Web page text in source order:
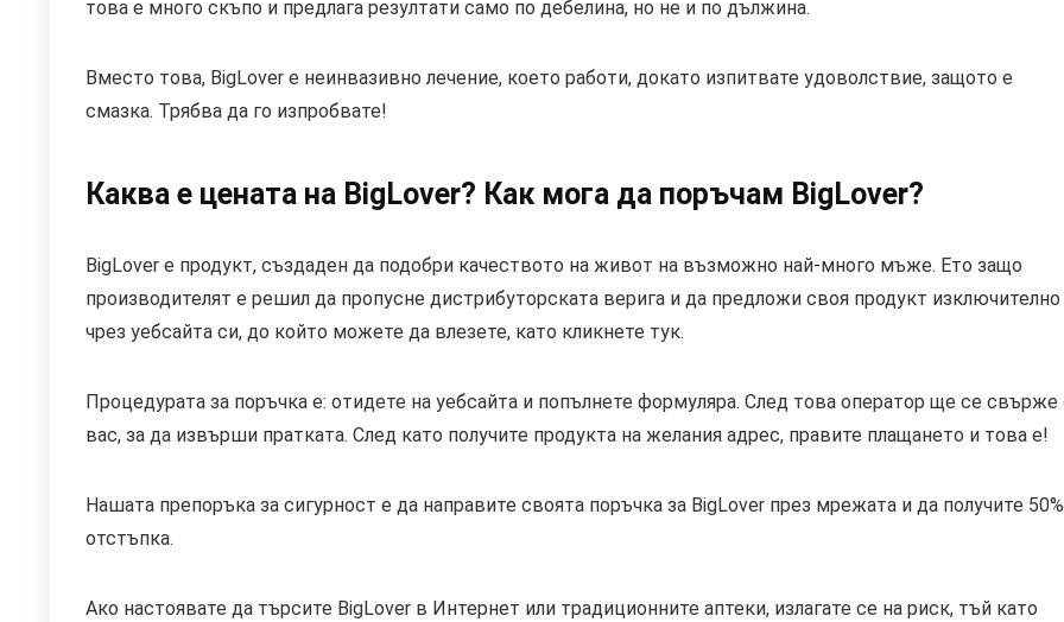
това е много скъпо и предлага резултати само по дебелина, но не и по дължина.
Вместо това, BigLover е неинвазивно лечение, което работи, докато изпитвате удоволствие, защото е
смазка. Трябва да го изпробвате!
Каква е цената на BigLover? Как мога да поръчам BigLover?
BigLover е продукт, създаден да подобри качеството на живот на възможно най-много мъже. Ето защо
производителят е решил да пропусне дистрибуторската верига и да предложи своя продукт изключително
чрез уебсайта си, до който можете да влезете, като кликнете тук.
Процедурата за поръчка е: отидете на уебсайта и попълнете формуляра. След това оператор ще се свърже
вас, за да извърши пратката. След като получите продукта на желания адрес, правите плащането и това е!
Нашата препоръка за сигурност е да направите своята поръчка за BigLover през мрежата и да получите 50%
отстъпка.
Ако настоявате да търсите BigLover в Интернет или традиционните аптеки, излагате се на риск, тъй като